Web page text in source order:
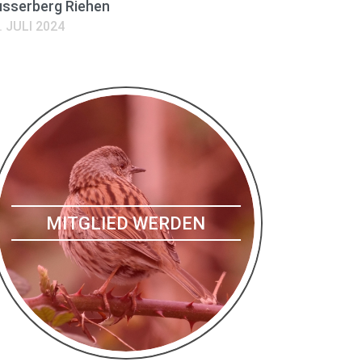
Riehen
JULI 2024
MITGLIED WERDEN